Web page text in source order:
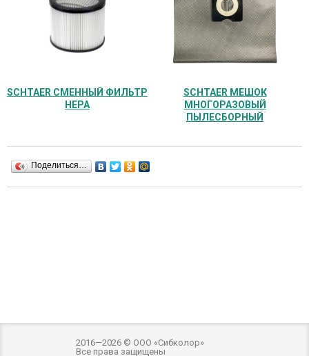
SCHTAER СМЕННЫЙ ФИЛЬТР
НЕРА
SCHTAER МЕШОК
МНОГОРАЗОВЫЙ
ПЫЛЕСБОРНЫЙ
Поделиться…
2016—2026 © ООО «Сибколор»
Все права защищены